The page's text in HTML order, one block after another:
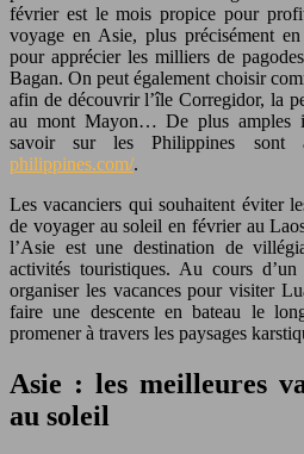
février est le mois propice pour
voyage en Asie, plus précisément
pour apprécier les milliers de
Bagan. On peut également choisir
afin de découvrir l’île Corregidor, la
au mont Mayon… De plus amples
savoir sur les Philippines
philippines.com/.
Les vacanciers qui souhaitent éviter
de voyager au soleil en février au
l’Asie est une destination de
activités touristiques. Au cours
organiser les vacances pour visiter
faire une descente en bateau le
promener à travers les paysages
Asie : les meilleures
au soleil